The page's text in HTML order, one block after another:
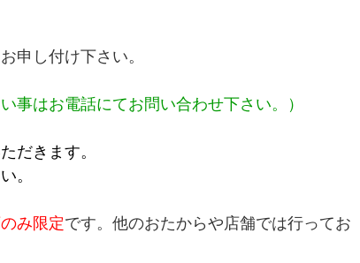
申し付け下さい。
はお電話にてお問い合わせ下さい。）
だきます。
。
み限定です。他のおたからや店舗では行ってお